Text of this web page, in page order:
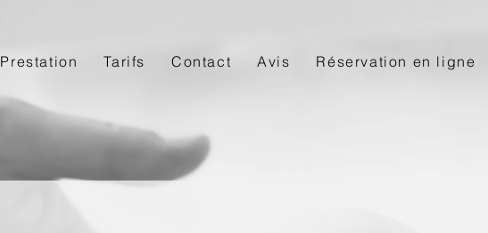
Prestation Tarifs Contact Avis Réservation en ligne